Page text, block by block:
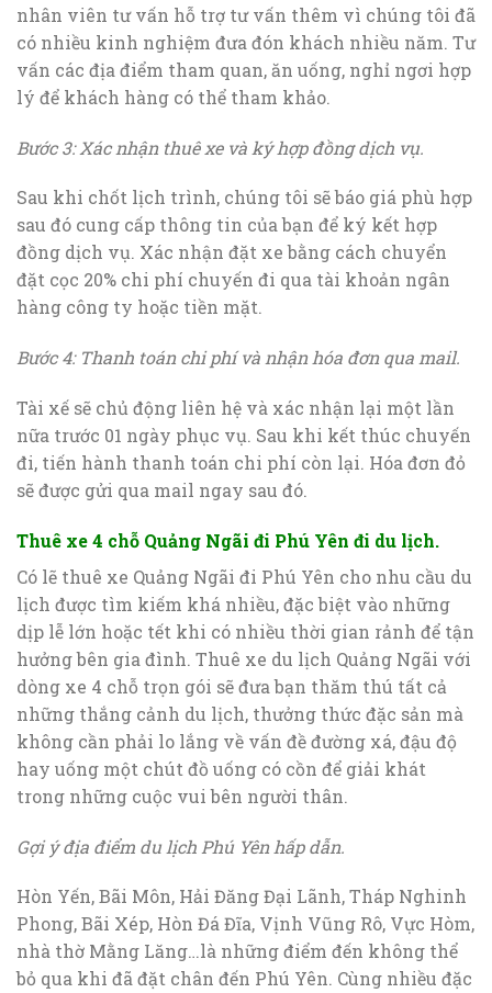
nhân viên tư vấn hỗ trợ tư vấn thêm vì chúng tôi đã
có nhiều kinh nghiệm đưa đón khách nhiều năm. Tư
vấn các địa điểm tham quan, ăn uống, nghỉ ngơi hợp
lý để khách hàng có thể tham khảo.
Bước 3: Xác nhận thuê xe và ký hợp đồng dịch vụ.
Sau khi chốt lịch trình, chúng tôi sẽ báo giá phù hợp
sau đó cung cấp thông tin của bạn để ký kết hợp
đồng dịch vụ. Xác nhận đặt xe bằng cách chuyển
đặt cọc 20% chi phí chuyến đi qua tài khoản ngân
hàng công ty hoặc tiền mặt.
Bước 4: Thanh toán chi phí và nhận hóa đơn qua mail.
Tài xế sẽ chủ động liên hệ và xác nhận lại một lần
nữa trước 01 ngày phục vụ. Sau khi kết thúc chuyến
đi, tiến hành thanh toán chi phí còn lại. Hóa đơn đỏ
sẽ được gửi qua mail ngay sau đó.
Thuê xe 4 chỗ Quảng Ngãi đi Phú Yên đi du lịch.
Có lẽ thuê xe Quảng Ngãi đi Phú Yên cho nhu cầu du
lịch được tìm kiếm khá nhiều, đặc biệt vào những
dịp lễ lớn hoặc tết khi có nhiều thời gian rảnh để tận
hưởng bên gia đình. Thuê xe du lịch Quảng Ngãi với
dòng xe 4 chỗ trọn gói sẽ đưa bạn thăm thú tất cả
những thắng cảnh du lịch, thưởng thức đặc sản mà
không cần phải lo lắng về vấn đề đường xá, đậu độ
hay uống một chút đồ uống có cồn để giải khát
trong những cuộc vui bên người thân.
Gợi ý địa điểm du lịch Phú Yên hấp dẫn.
Hòn Yến, Bãi Môn, Hải Đăng Đại Lãnh, Tháp Nghinh
Phong, Bãi Xép, Hòn Đá Đĩa, Vịnh Vũng Rô, Vực Hòm,
nhà thờ Mằng Lăng…là những điểm đến không thể
bỏ qua khi đã đặt chân đến Phú Yên. Cùng nhiều đặc